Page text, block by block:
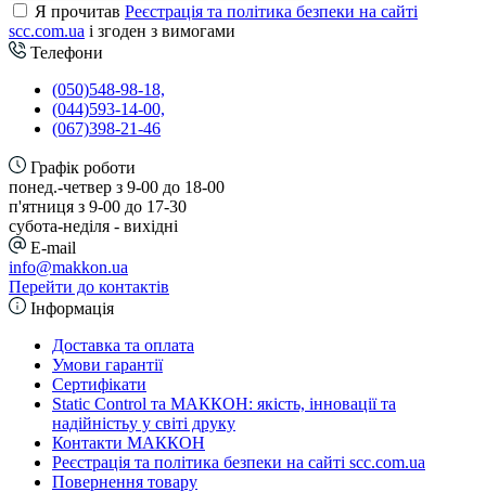
Я прочитав Реєстрація та політика безпеки на сайті
scc.com.ua і згоден з вимогами
Телефони
(050)548-98-18,
(044)593-14-00,
(067)398-21-46
Графік роботи
понед.-четвер з 9-00 до 18-00
п'ятниця з 9-00 до 17-30
cубота-неділя - вихідні
E-mail
info@makkon.ua
Перейти до контактів
Інформація
Доставка та оплата
Умови гарантії
Сертифікати
Static Control та МАККОН: якість, інновації та
надійністьу у світі друку
Контакти МАККОН
Реєстрація та політика безпеки на сайті scc.com.ua
Повернення товару